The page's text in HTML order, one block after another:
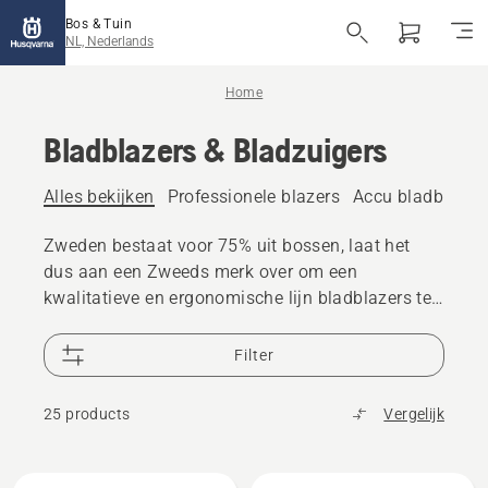
Bos & Tuin
NL, Nederlands
Home
Bladblazers & Bladzuigers
Alles bekijken Professionele blazers Accu
Zweden bestaat voor 75% uit bossen, laat het
dus aan een Zweeds merk over om een
kwalitatieve en ergonomische lijn bladblazers te
en duurzaam, precies wat u mag verwachten van
een A-merk. Onze accubladblazers zijn daarnaast
stil en uitstootvrij, ideaal om grote gebieden vrij
te maken zonder de buren te storen. Dankzij
Filter
25 products Vergelijk